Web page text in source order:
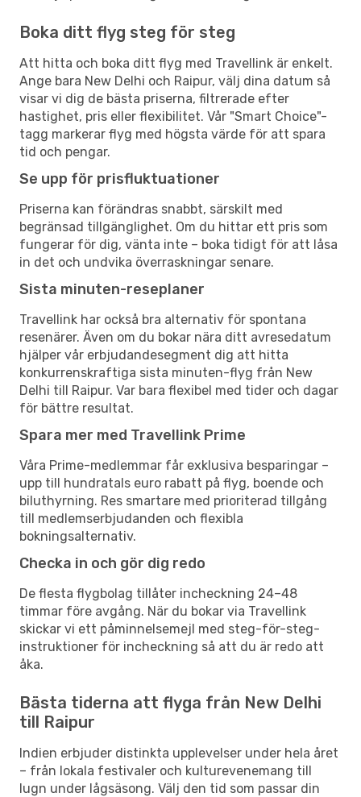
Boka ditt flyg steg för steg
Att hitta och boka ditt flyg med Travellink är enkelt.
Ange bara New Delhi och Raipur, välj dina datum så
visar vi dig de bästa priserna, filtrerade efter
hastighet, pris eller flexibilitet. Vår "Smart Choice"-
tagg markerar flyg med högsta värde för att spara
tid och pengar.
Se upp för prisfluktuationer
Priserna kan förändras snabbt, särskilt med
begränsad tillgänglighet. Om du hittar ett pris som
fungerar för dig, vänta inte – boka tidigt för att låsa
in det och undvika överraskningar senare.
Sista minuten-reseplaner
Travellink har också bra alternativ för spontana
resenärer. Även om du bokar nära ditt avresedatum
hjälper vår erbjudandesegment dig att hitta
konkurrenskraftiga sista minuten-flyg från New
Delhi till Raipur. Var bara flexibel med tider och dagar
för bättre resultat.
Spara mer med Travellink Prime
Våra Prime-medlemmar får exklusiva besparingar –
upp till hundratals euro rabatt på flyg, boende och
biluthyrning. Res smartare med prioriterad tillgång
till medlemserbjudanden och flexibla
bokningsalternativ.
Checka in och gör dig redo
De flesta flygbolag tillåter incheckning 24–48
timmar före avgång. När du bokar via Travellink
skickar vi ett påminnelsemejl med steg-för-steg-
instruktioner för incheckning så att du är redo att
åka.
Bästa tiderna att flyga från New Delhi
till Raipur
Indien erbjuder distinkta upplevelser under hela året
– från lokala festivaler och kulturevenemang till
lugn under lågsäsong. Välj den tid som passar din